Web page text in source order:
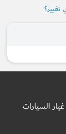
تغيير؟
السيارات